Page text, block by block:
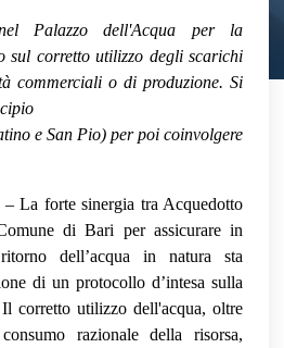
Palazzo dell'Acqua per la
sul corretto utilizzo degli scarichi
commerciali o di produzione. Si
e San Pio) per poi coinvolgere
– La forte sinergia tra Acquedotto
di Bari per assicurare in
dell’acqua in natura sta
di un protocollo d’intesa sulla
corretto utilizzo dell'acqua, oltre
razionale della risorsa,